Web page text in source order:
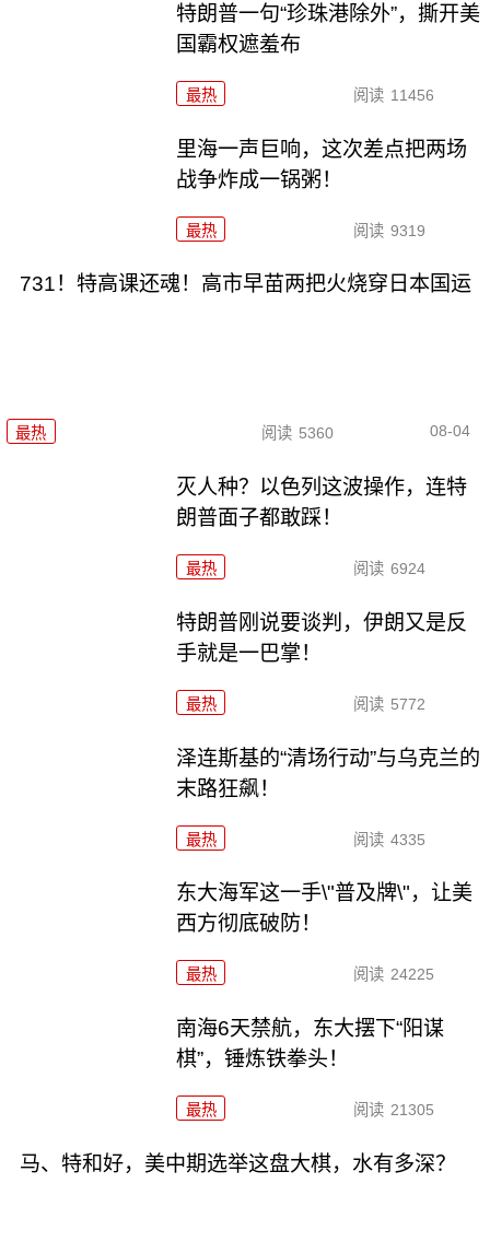
特朗普一句“珍珠港除外”，撕开美
国霸权遮羞布
最热 阅读 11456
里海一声巨响，这次差点把两场
战争炸成一锅粥！
最热 阅读 9319
731！特高课还魂！高市早苗两把火烧穿日本国运
最热 阅读 5360 08-04
灭人种？以色列这波操作，连特
朗普面子都敢踩！
最热 阅读 6924
特朗普刚说要谈判，伊朗又是反
手就是一巴掌！
最热 阅读 5772
泽连斯基的“清场行动”与乌克兰的
末路狂飙！
最热 阅读 4335
东大海军这一手\"普及牌\"，让美
西方彻底破防！
最热 阅读 24225
南海6天禁航，东大摆下“阳谋
棋”，锤炼铁拳头！
最热 阅读 21305
马、特和好，美中期选举这盘大棋，水有多深？